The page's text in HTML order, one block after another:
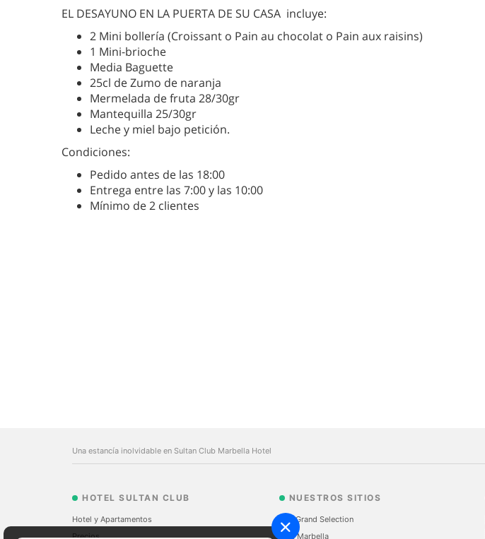
EL DESAYUNO EN LA PUERTA DE SU CASA incluye:
2 Mini bollería (Croissant o Pain au chocolat o Pain aux raisins)
1 Mini-brioche
Media Baguette
25cl de Zumo de naranja
Mermelada de fruta 28/30gr
Mantequilla 25/30gr
Leche y miel bajo petición.
Condiciones:
Pedido antes de las 18:00
Entrega entre las 7:00 y las 10:00
Mínimo de 2 clientes
Una estancía inolvidable en Sultan Club Marbella Hotel
HOTEL SULTAN CLUB
Hotel y Apartamentos
Precios
NUESTROS SITIOS
The Grand Selection
Sale Marbella